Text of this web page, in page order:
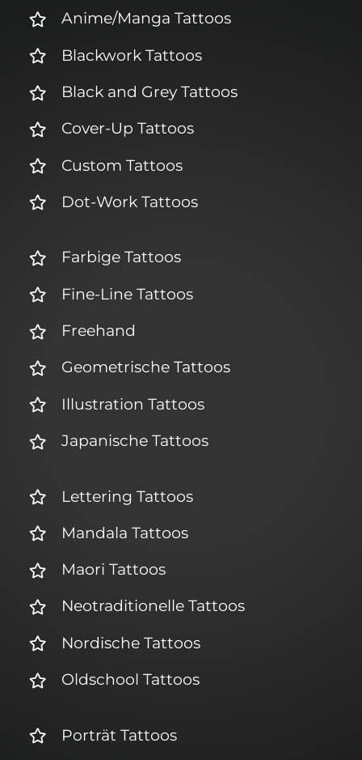
Anime/Manga Tattoos
Blackwork Tattoos
Black and Grey Tattoos
Cover-Up Tattoos
Custom Tattoos
Dot-Work Tattoos
Farbige Tattoos
Fine-Line Tattoos
Freehand
Geometrische Tattoos
Illustration Tattoos
Japanische Tattoos
Lettering Tattoos
Mandala Tattoos
Maori Tattoos
Neotraditionelle Tattoos
Nordische Tattoos
Oldschool Tattoos
Porträt Tattoos